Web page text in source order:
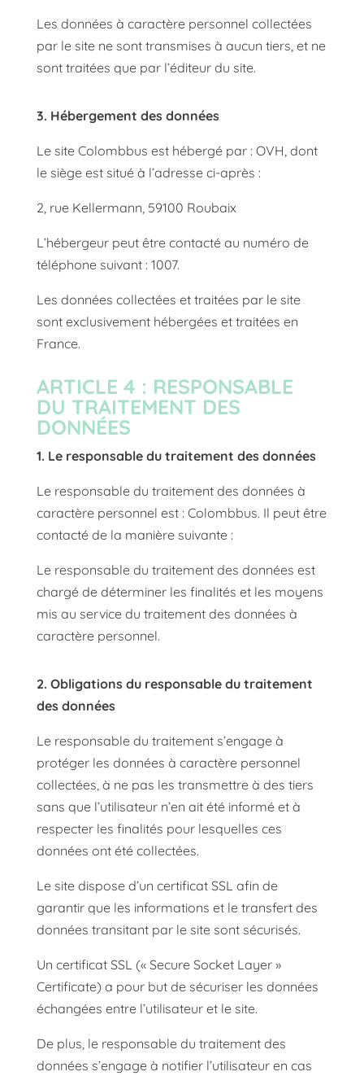
Les données à caractère personnel collectées
par le site ne sont transmises à aucun tiers, et ne
sont traitées que par l’éditeur du site.
3. Hébergement des données
Le site Colombbus est hébergé par : OVH, dont
le siège est situé à l’adresse ci-après :
2, rue Kellermann, 59100 Roubaix
L’hébergeur peut être contacté au numéro de
téléphone suivant : 1007.
Les données collectées et traitées par le site
sont exclusivement hébergées et traitées en
France.
ARTICLE 4 : RESPONSABLE
DU TRAITEMENT DES
DONNÉES
1. Le responsable du traitement des données
Le responsable du traitement des données à
caractère personnel est : Colombbus. Il peut être
contacté de la manière suivante :
Le responsable du traitement des données est
chargé de déterminer les finalités et les moyens
mis au service du traitement des données à
caractère personnel.
2. Obligations du responsable du traitement
des données
Le responsable du traitement s’engage à
protéger les données à caractère personnel
collectées, à ne pas les transmettre à des tiers
sans que l’utilisateur n’en ait été informé et à
respecter les finalités pour lesquelles ces
données ont été collectées.
Le site dispose d’un certificat SSL afin de
garantir que les informations et le transfert des
données transitant par le site sont sécurisés.
Un certificat SSL (« Secure Socket Layer »
Certificate) a pour but de sécuriser les données
échangées entre l’utilisateur et le site.
De plus, le responsable du traitement des
données s’engage à notifier l’utilisateur en cas